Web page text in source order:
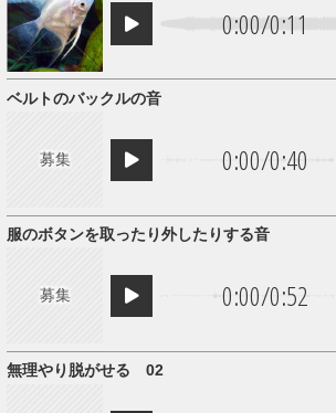
0:00/0:11
募集 0:00/0:40
ベルトのバックルの音
募集 0:00/0:52
服のボタンを取ったり外したりする音
無理やり脱がせる 02